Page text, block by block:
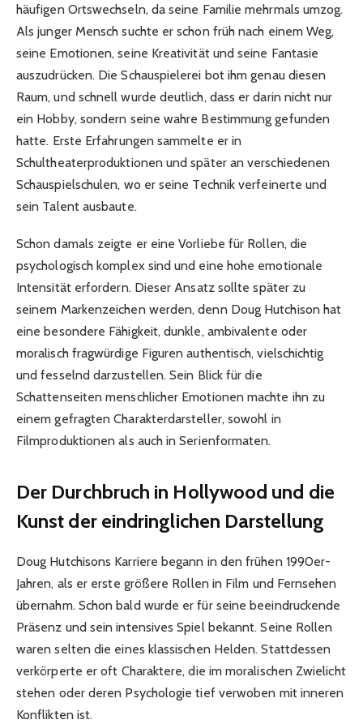
häufigen Ortswechseln, da seine Familie mehrmals umzog.
Als junger Mensch suchte er schon früh nach einem Weg,
seine Emotionen, seine Kreativität und seine Fantasie
auszudrücken. Die Schauspielerei bot ihm genau diesen
Raum, und schnell wurde deutlich, dass er darin nicht nur
ein Hobby, sondern seine wahre Bestimmung gefunden
hatte. Erste Erfahrungen sammelte er in
Schultheaterproduktionen und später an verschiedenen
Schauspielschulen, wo er seine Technik verfeinerte und
sein Talent ausbaute.
Schon damals zeigte er eine Vorliebe für Rollen, die
psychologisch komplex sind und eine hohe emotionale
Intensität erfordern. Dieser Ansatz sollte später zu
seinem Markenzeichen werden, denn Doug Hutchison hat
eine besondere Fähigkeit, dunkle, ambivalente oder
moralisch fragwürdige Figuren authentisch, vielschichtig
und fesselnd darzustellen. Sein Blick für die
Schattenseiten menschlicher Emotionen machte ihn zu
einem gefragten Charakterdarsteller, sowohl in
Filmproduktionen als auch in Serienformaten.
Der Durchbruch in Hollywood und die
Kunst der eindringlichen Darstellung
Doug Hutchisons Karriere begann in den frühen 1990er-
Jahren, als er erste größere Rollen in Film und Fernsehen
übernahm. Schon bald wurde er für seine beeindruckende
Präsenz und sein intensives Spiel bekannt. Seine Rollen
waren selten die eines klassischen Helden. Stattdessen
verkörperte er oft Charaktere, die im moralischen Zwielicht
stehen oder deren Psychologie tief verwoben mit inneren
Konflikten ist.